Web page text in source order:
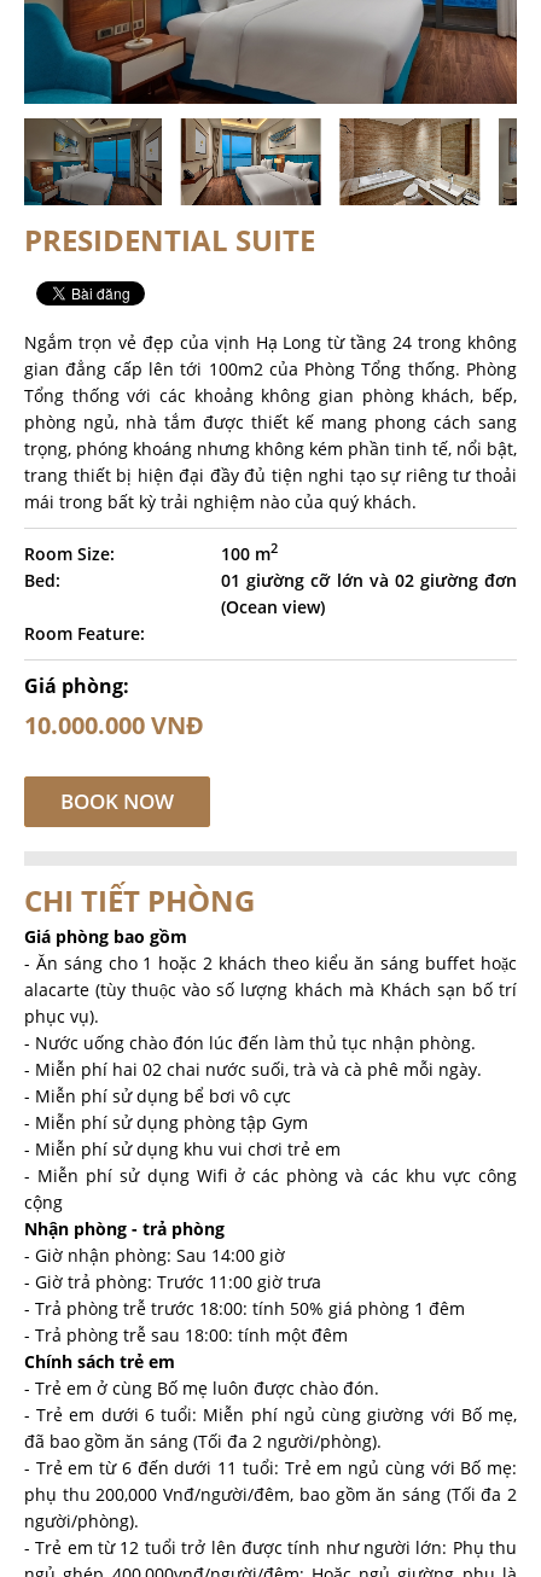
PRESIDENTIAL SUITE
Ngắm trọn vẻ đẹp của vịnh Hạ Long từ tầng 24 trong không
gian đẳng cấp lên tới 100m2 của Phòng Tổng thống. Phòng
Tổng thống với các khoảng không gian phòng khách, bếp,
phòng ngủ, nhà tắm được thiết kế mang phong cách sang
trọng, phóng khoáng nhưng không kém phần tinh tế, nổi bật,
trang thiết bị hiện đại đầy đủ tiện nghi tạo sự riêng tư thoải
mái trong bất kỳ trải nghiệm nào của quý khách.
Room Size: 100 m2
Bed:
01 giường cỡ lớn và 02 giường đơn
(Ocean view)
Room Feature:
Giá phòng:
10.000.000 VNĐ
BOOK NOW
CHI TIẾT PHÒNG
Giá phòng bao gồm
- Ăn sáng cho 1 hoặc 2 khách theo kiểu ăn sáng buffet hoặc
alacarte (tùy thuộc vào số lượng khách mà Khách sạn bố trí
phục vụ).
- Nước uống chào đón lúc đến làm thủ tục nhận phòng.
- Miễn phí hai 02 chai nước suối, trà và cà phê mỗi ngày.
- Miễn phí sử dụng bể bơi vô cực
- Miễn phí sử dụng phòng tập Gym
- Miễn phí sử dụng khu vui chơi trẻ em
- Miễn phí sử dụng Wifi ở các phòng và các khu vực công
cộng
Nhận phòng - trả phòng
- Giờ nhận phòng: Sau 14:00 giờ
- Giờ trả phòng: Trước 11:00 giờ trưa
- Trả phòng trễ trước 18:00: tính 50% giá phòng 1 đêm
- Trả phòng trễ sau 18:00: tính một đêm
Chính sách trẻ em
- Trẻ em ở cùng Bố mẹ luôn được chào đón.
- Trẻ em dưới 6 tuổi: Miễn phí ngủ cùng giường với Bố mẹ,
đã bao gồm ăn sáng (Tối đa 2 người/phòng).
- Trẻ em từ 6 đến dưới 11 tuổi: Trẻ em ngủ cùng với Bố mẹ:
phụ thu 200,000 Vnđ/người/đêm, bao gồm ăn sáng (Tối đa 2
người/phòng).
- Trẻ em từ 12 tuổi trở lên được tính như người lớn: Phụ thu